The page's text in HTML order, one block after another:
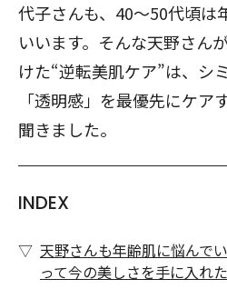
代子さんも、40～50代頃は
いいます。そんな天野さん
けた“逆転美肌ケア”は、シ
「透明感」を最優先にケア
聞きました。
INDEX
天野さんも年齢肌に悩んで
って今の美しさを手に入れ